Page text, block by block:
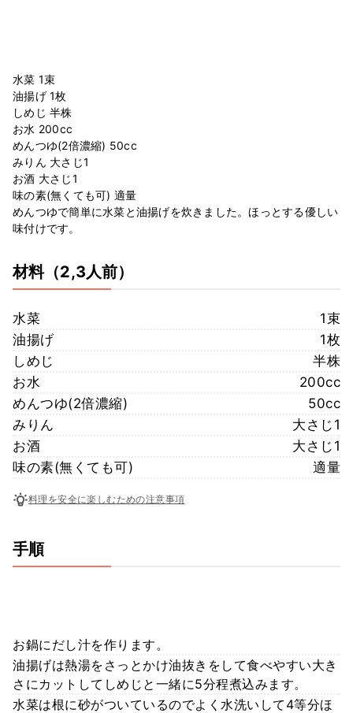
水菜 1束
油揚げ 1枚
しめじ 半株
お水 200cc
めんつゆ(2倍濃縮) 50cc
みりん 大さじ1
お酒 大さじ1
味の素(無くても可) 適量
めんつゆで簡単に水菜と油揚げを炊きました。ほっとする優しい
味付けです。
材料（2,3人前）
水菜
1束
油揚げ
1枚
しめじ
半株
お水
200cc
めんつゆ(2倍濃縮)
50cc
みりん
大さじ1
お酒
大さじ1
味の素(無くても可)
適量
料理を安全に楽しむための注意事項
手順
お鍋にだし汁を作ります。
油揚げは熱湯をさっとかけ油抜きをして食べやすい大き
さにカットしてしめじと一緒に5分程煮込みます。
水菜は根に砂がついているのでよく水洗いして4等分ほ